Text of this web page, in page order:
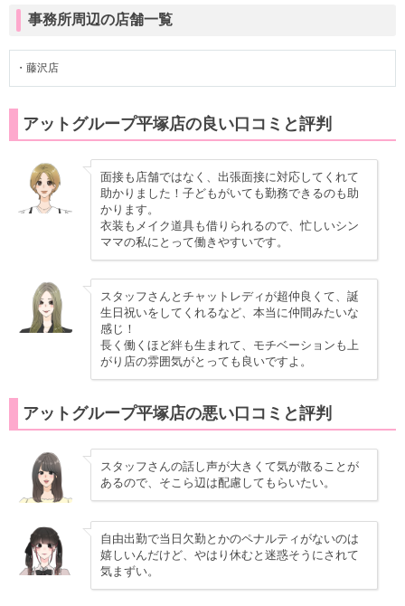
事務所周辺の店舗一覧
・藤沢店
アットグループ平塚店の良い口コミと評判
面接も店舗ではなく、出張面接に対応してくれて
助かりました！子どもがいても勤務できるのも助
かります。
衣装もメイク道具も借りられるので、忙しいシン
ママの私にとって働きやすいです。
スタッフさんとチャットレディが超仲良くて、誕
生日祝いをしてくれるなど、本当に仲間みたいな
感じ！
長く働くほど絆も生まれて、モチベーションも上
がり店の雰囲気がとっても良いですよ。
アットグループ平塚店の悪い口コミと評判
スタッフさんの話し声が大きくて気が散ることが
あるので、そこら辺は配慮してもらいたい。
自由出勤で当日欠勤とかのペナルティがないのは
嬉しいんだけど、やはり休むと迷惑そうにされて
気まずい。